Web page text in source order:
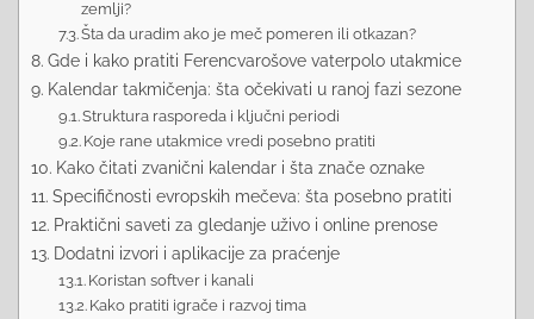
zemlji?
Šta da uradim ako je meč pomeren ili otkazan?
Gde i kako pratiti Ferencvarošove vaterpolo utakmice
Kalendar takmičenja: šta očekivati u ranoj fazi sezone
Struktura rasporeda i ključni periodi
Koje rane utakmice vredi posebno pratiti
Kako čitati zvanični kalendar i šta znače oznake
Specifičnosti evropskih mečeva: šta posebno pratiti
Praktični saveti za gledanje uživo i online prenose
Dodatni izvori i aplikacije za praćenje
Koristan softver i kanali
Kako pratiti igrače i razvoj tima